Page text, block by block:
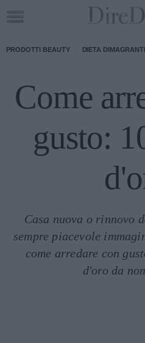
PRODOTTI BEAUTY DIETA
Come
gusto:
Casa nuova o rinnovo
sempre piacevole
come arredare con
d'oro da